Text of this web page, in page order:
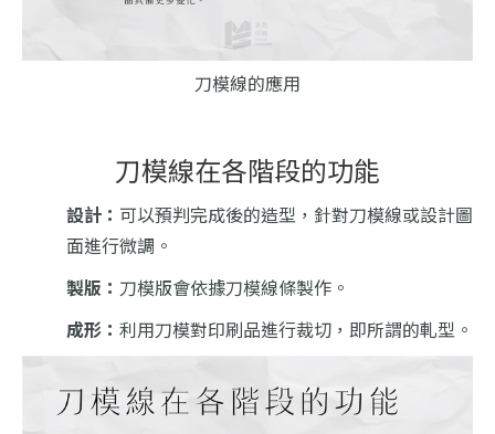
刀模線的應用
刀模線在各階段的功能
設計： 可以預判完成後的造型，針對刀模線或設計圖
面進行微調。
製版： 刀模版會依據刀模線條製作。
成形： 利用刀模對印刷品進行裁切，即所謂的軋型。